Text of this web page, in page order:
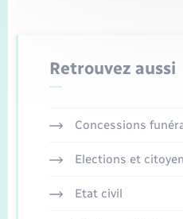
Retrouvez aussi
Concessions
Elections et
Etat civil